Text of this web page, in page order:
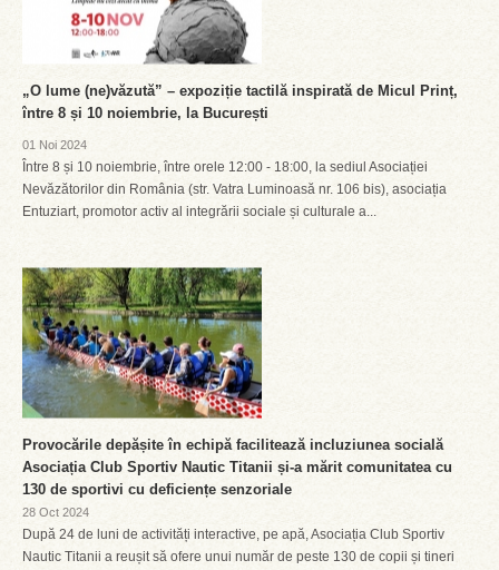
„O lume (ne)văzută” – expoziție tactilă inspirată de Micul Prinț,
între 8 și 10 noiembrie, la București
01 Noi 2024
Între 8 și 10 noiembrie, între orele 12:00 - 18:00, la sediul Asociației
Nevăzătorilor din România (str. Vatra Luminoasă nr. 106 bis), asociația
Entuziart, promotor activ al integrării sociale și culturale a...
Provocările depășite în echipă facilitează incluziunea socială
Asociația Club Sportiv Nautic Titanii și-a mărit comunitatea cu
130 de sportivi cu deficiențe senzoriale
28 Oct 2024
După 24 de luni de activități interactive, pe apă, Asociația Club Sportiv
Nautic Titanii a reușit să ofere unui număr de peste 130 de copii și tineri